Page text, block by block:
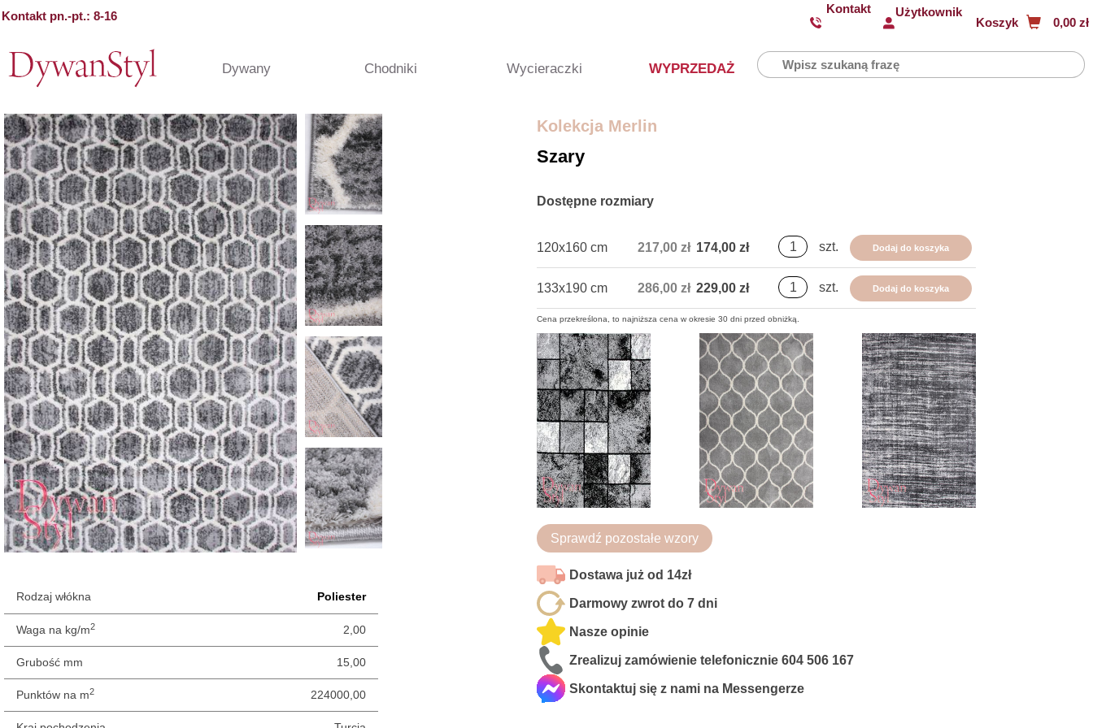
Kontakt pn.-pt.: 8-16
Kontakt Użytkownik
Koszyk 0,00 zł
Dywany Chodniki Wycieraczki WYPRZEDAŻ
Rodzaj włókna Poliester
Waga na kg/m2 2,00
Grubość mm 15,00
Punktów na m2 224000,00
Kolekcja Merlin
Szary
Dostępne rozmiary
120x160 cm 217,00 zł 174,00 zł szt. Dodaj do koszyka
133x190 cm 286,00 zł 229,00 zł szt. Dodaj do koszyka
Cena przekreślona, to najniższa cena w okresie 30 dni przed obniżką.
Sprawdź pozostałe wzory
Dostawa już od 14zł
Darmowy zwrot do 7 dni
Nasze opinie
Zrealizuj zamówienie telefonicznie 604 506 167
Skontaktuj się z nami na Messengerze